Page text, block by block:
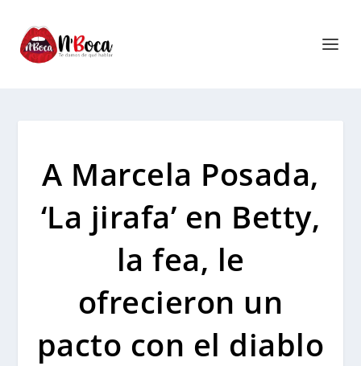
A Marcela Posada,
‘La jirafa’ en Betty,
la fea, le
ofrecieron un
pacto con el diablo